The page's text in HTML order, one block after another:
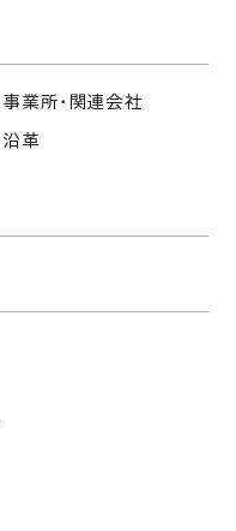
事業所・関連会社
沿革